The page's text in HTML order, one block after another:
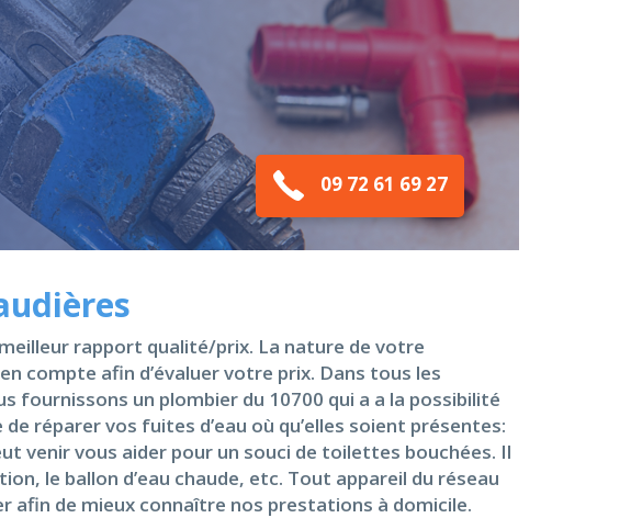
09 72 61 69 27
rapport qualité/prix. La nature de votre
compte afin d’évaluer votre prix. Dans tous les
fournissons un plombier du 10700 qui a a la possibilité
réparer vos fuites d’eau où qu’elles soient présentes:
venir vous aider pour un souci de toilettes bouchées. Il
le ballon d’eau chaude, etc. Tout appareil du réseau
afin de mieux connaître nos prestations à domicile.